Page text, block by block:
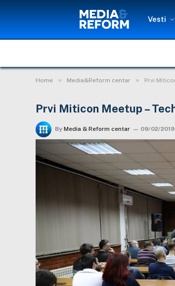
Vesti
Home » Media&Reform centar » Prvi
Prvi Miticon Meetup –
By Media & Reform centar 09/02/2019